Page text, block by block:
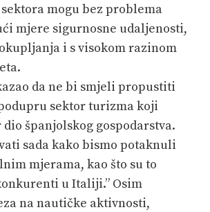
mogu bez problema
mjere sigurnosne udaljenosti,
i s visokom razinom
da ne bi smjeli propustiti
sektor turizma koji
španjolskog gospodarstva.
sada kako bismo potaknuli
mjerama, kao što su to
u Italiji.” Osim
na nautičke aktivnosti,